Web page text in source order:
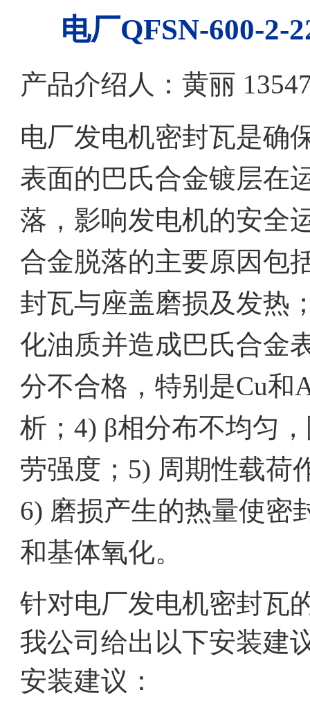
电厂QFSN-600-2-
产品介绍人：黄丽
电厂发电机密封瓦是确
表面的巴氏合金镀层在
落，影响发电机的安全
合金脱落的主要原因包
封瓦与座盖磨损及发热
化油质并造成巴氏合金
分不合格，特别是Cu和
析；4) β相分布不均匀
劳强度；5) 周期性载荷
6) 磨损产生的热量使密
和基体氧化。
针对电厂发电机密封瓦
我公司给出以下安装建
安装建议：